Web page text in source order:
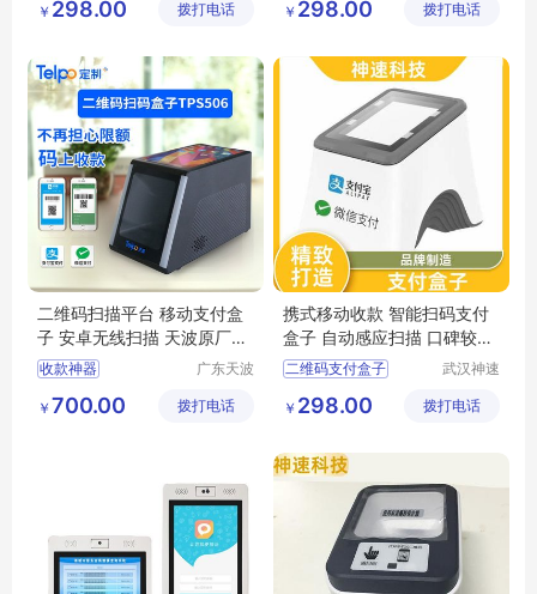
移动wifi支付盒子
支付盒子厂家
公司
￥ 298.00 拨打电话
语音支付扫描盒子
嵌入式扫码支付盒子批发
公司
￥ 298.00 拨打电话
二维码扫描平台 移动支付盒
子 安卓无线扫描 天波原厂TP
S506
收款神器
安卓二维码盒子
广东天波
有限公司
￥ 700.00 拨打电话
携式移动收款 智能扫码支付
盒子 自动感应扫描 口碑较好
神速
二维码支付盒子
移动wifi支付盒子
扫描枪支付盒子价格
武汉神速
公司
￥ 298.00 拨打电话